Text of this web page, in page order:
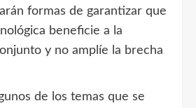
formas de garantizar que
beneficie a la
y no amplíe la brecha
de los temas que se